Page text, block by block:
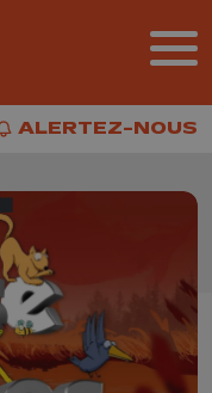
ALERTEZ-NOUS
ALERTEZ-NOUS